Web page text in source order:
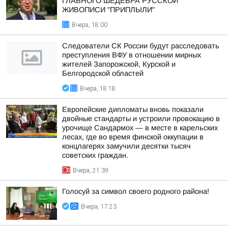
ЖИВОПИСИ "ПРИПЛЫЛИ"
Вчера, 18:00
Следователи СК России будут расследовать
преступления ВФУ в отношении мирных
жителей Запорожской, Курской и
Белгородской областей
Вчера, 18:18
Европейские дипломаты вновь показали
двойные стандарты и устроили провокацию в
урочище Сандармох — в месте в карельских
лесах, где во время финской оккупации в
концлагерях замучили десятки тысяч
советских граждан.
Вчера, 21:39
Голосуй за символ своего родного района!
Вчера, 17:23